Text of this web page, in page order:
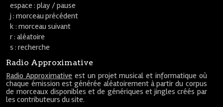
espace : play / pause
j : morceau précédent
k : morceau suivant
r : aléatoire
s : recherche
Radio Approximative
Radio Approximative est un projet musical et informatique où
chaque émission est générée aléatoirement à partir du corpus
de morceaux disponibles et de génériques et jingles créés par
les contributeurs du site.